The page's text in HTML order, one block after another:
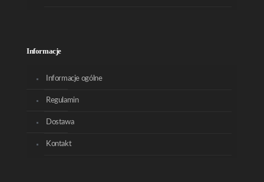
Informacje
Informacje ogólne
Regulamin
Dostawa
Kontakt